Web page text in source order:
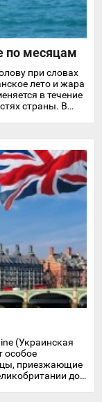
по месяцам
при словах
лето и жара
в течение
страны. В
(Украинская
особое
приезжающие
до